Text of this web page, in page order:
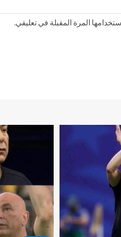
المرة المقبلة في تعليقي.